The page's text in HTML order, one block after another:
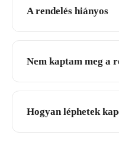
A rendelés hiányos
Nem kaptam meg a
Hogyan léphetek